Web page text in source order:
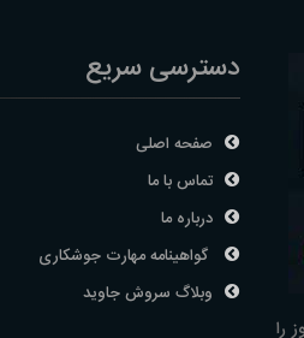
را
دسترسی سریع
صفحه اصلی
تماس با ما
درباره ما
گواهینامه مهارت جوشکاری
وبلاگ سروش جاوید